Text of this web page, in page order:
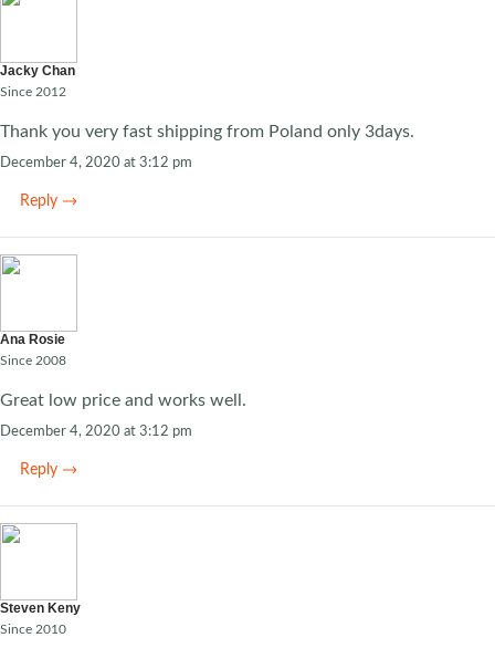
Jacky Chan
Since 2012
Thank you very fast shipping from Poland only 3days.
December 4, 2020 at 3:12 pm
Reply
Ana Rosie
Since 2008
Great low price and works well.
December 4, 2020 at 3:12 pm
Reply
Steven Keny
Since 2010